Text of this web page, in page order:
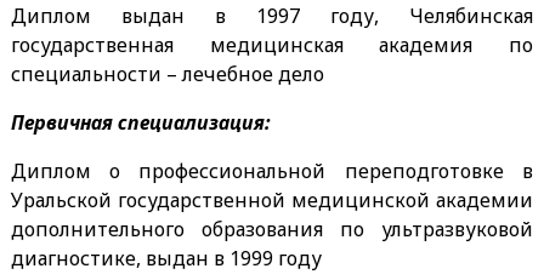
Диплом выдан в 1997 году, Челябинская
государственная медицинская академия по
специальности – лечебное дело
Первичная специализация:
Диплом о профессиональной переподготовке в
Уральской государственной медицинской академии
дополнительного образования по ультразвуковой
диагностике, выдан в 1999 году